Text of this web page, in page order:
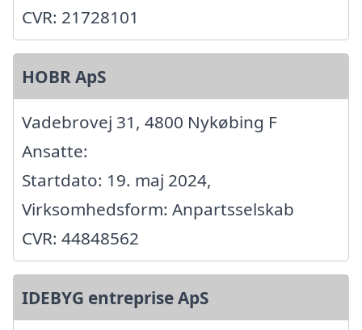
CVR: 21728101
HOBR ApS
Vadebrovej 31, 4800 Nykøbing F
Ansatte:
Startdato: 19. maj 2024,
Virksomhedsform: Anpartsselskab
CVR: 44848562
IDEBYG entreprise ApS